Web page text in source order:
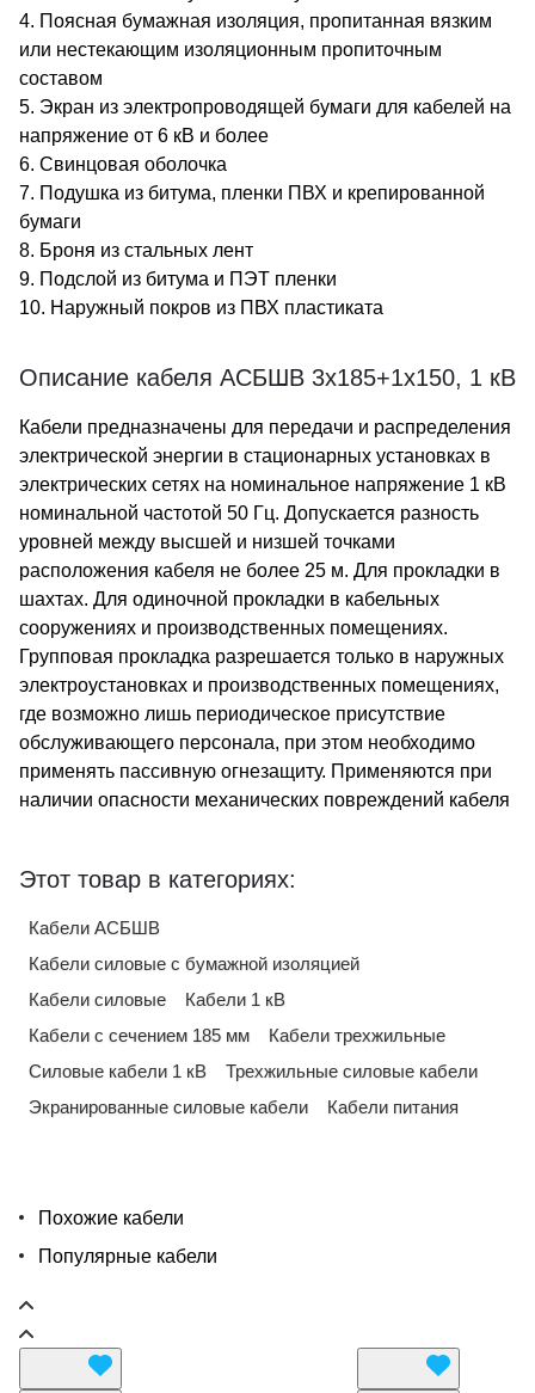
4. Поясная бумажная изоляция, пропитанная вязким
или нестекающим изоляционным пропиточным
составом
5. Экран из электропроводящей бумаги для кабелей на
напряжение от 6 кВ и более
6. Свинцовая оболочка
7. Подушка из битума, пленки ПВХ и крепированной
бумаги
8. Броня из стальных лент
9. Подслой из битума и ПЭТ пленки
10. Наружный покров из ПВХ пластиката
Описание кабеля АСБШВ 3х185+1х150, 1 кВ
Кабели предназначены для передачи и распределения
электрической энергии в стационарных установках в
электрических сетях на номинальное напряжение 1 кВ
номинальной частотой 50 Гц. Допускается разность
уровней между высшей и низшей точками
расположения кабеля не более 25 м. Для прокладки в
шахтах. Для одиночной прокладки в кабельных
сооружениях и производственных помещениях.
Групповая прокладка разрешается только в наружных
электроустановках и производственных помещениях,
где возможно лишь периодическое присутствие
обслуживающего персонала, при этом необходимо
применять пассивную огнезащиту. Применяются при
наличии опасности механических повреждений кабеля
Этот товар в категориях:
Кабели АСБШВ
Кабели силовые с бумажной изоляцией
Кабели силовые
Кабели 1 кВ
Кабели с сечением 185 мм
Кабели трехжильные
Силовые кабели 1 кВ
Трехжильные силовые кабели
Экранированные силовые кабели
Кабели питания
Похожие кабели
Популярные кабели